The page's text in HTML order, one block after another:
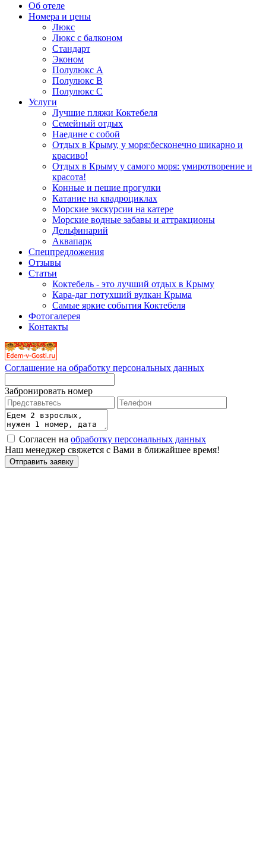
Об отеле
Номера и цены
Люкс
Люкс с балконом
Стандарт
Эконом
Полулюкс А
Полулюкс B
Полулюкс С
Услуги
Лучшие пляжи Коктебеля
Семейный отдых
Наедине с собой
Отдых в Крыму, у моря:бесконечно шикарно и
красиво!
Отдых в Крыму у самого моря: умиротворение и
красота!
Конные и пешие прогулки
Катание на квадроциклах
Морские экскурсии на катере
Морские водные забавы и аттракционы
Дельфинарий
Аквапарк
Спецпредложения
Отзывы
Статьи
Коктебель - это лучший отдых в Крыму
Кара-даг потухший вулкан Крыма
Самые яркие события Коктебеля
Фотогалерея
Контакты
Соглашение на обработку персональных данных
Забронировать номер
Согласен на обработку персональных данных
Наш менеджер свяжется с Вами в ближайшее время!